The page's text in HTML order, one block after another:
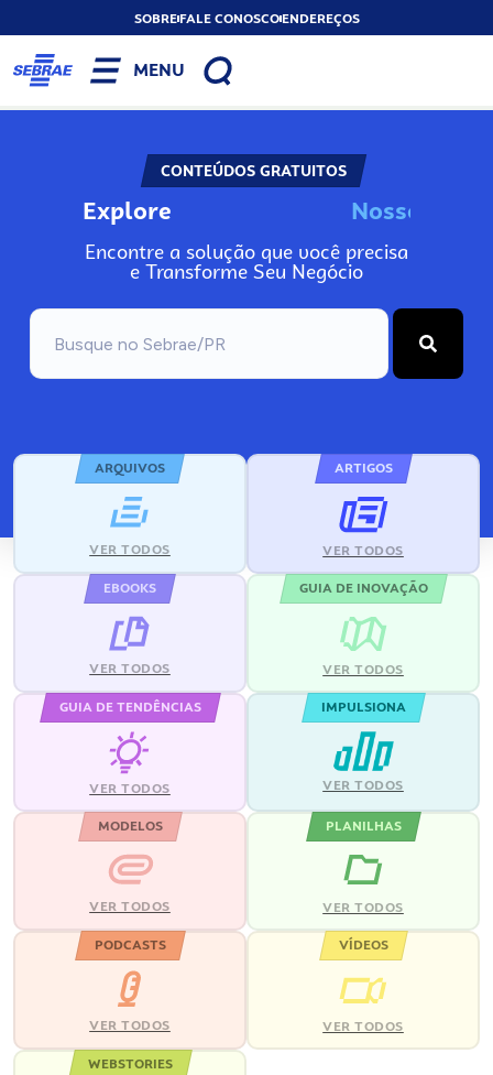
SOBREFALE CONOSCOENDEREÇOS
MENU
CONTEÚDOS GRATUITOS
Explore No
Encontre a solução que você precisa
e Transforme Seu Negócio
ARQUIVOS
VER TODOS
ARTIGOS
VER TODOS
EBOOKS
VER TODOS
GUIA DE INOVAÇÃO
VER TODOS
GUIA DE TENDÊNCIAS
VER TODOS
IMPULSIONA
VER TODOS
MODELOS
VER TODOS
PLANILHAS
VER TODOS
PODCASTS
VER TODOS
VÍDEOS
VER TODOS
WEBSTORIES